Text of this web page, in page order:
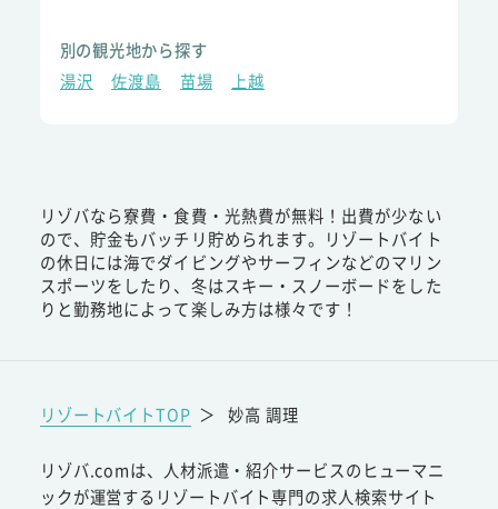
別の観光地から探す
湯沢
佐渡島 苗場 上越
リゾバなら寮費・食費・光熱費が無料！出費が少ない
ので、貯金もバッチリ貯められます。リゾートバイト
の休日には海でダイビングやサーフィンなどのマリン
スポーツをしたり、冬はスキー・スノーボードをした
りと勤務地によって楽しみ方は様々です！
リゾートバイトTOP ＞ 妙高 調理
リゾバ.comは、人材派遣・紹介サービスのヒューマニ
ックが運営するリゾートバイト専門の求人検索サイト